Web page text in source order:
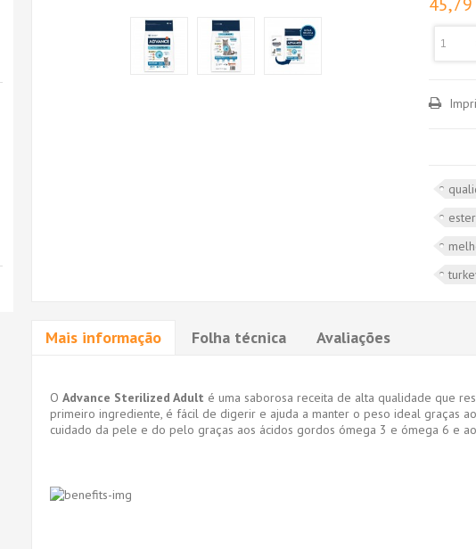
Mais informação Folha técnica Avaliações
O Advance Sterilized Adult é uma saborosa receita de alta qualidade que
primeiro ingrediente, é fácil de digerir e ajuda a manter o peso ideal graças
cuidado da pele e do pelo graças aos ácidos gordos ómega 3 e ómega 6 e